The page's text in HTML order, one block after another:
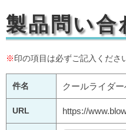
製品問い合
※印の項目は必ずご記入くださ
件名 クールライダ
URL https://